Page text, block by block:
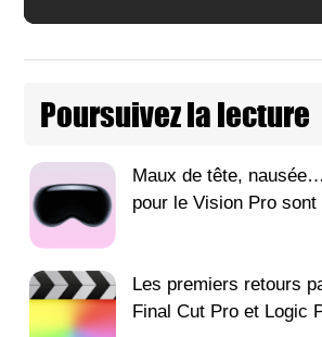
Poursuivez la lecture
Maux de tête,
pour le Vision Pro sont
Les premiers retours
Final Cut Pro et Logic